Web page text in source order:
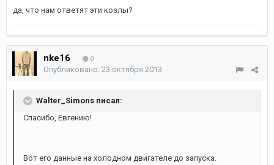
да, что нам ответят эти козлы?
nke16 0
Опубликовано: 23 октября 2013
Walter_Simons писал:
Спасибо, Евгению!
Вот его данные на холодном двигателе до запуска.